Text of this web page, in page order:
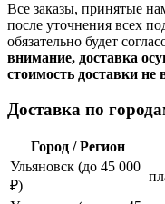
Все заказы, принятые
после уточнения всех
обязательно будет
внимание, доставка
стоимость доставки не
Доставка по
Город / Регион
Ульяновск (до 45 000
₽)